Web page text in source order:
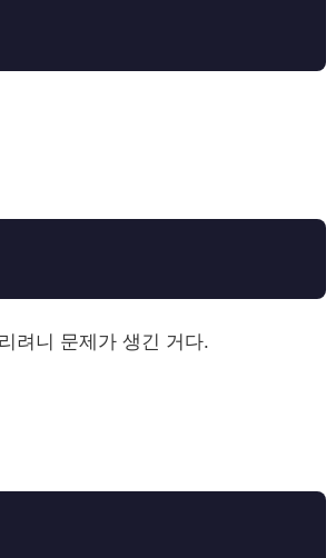
려니 문제가 생긴 거다.